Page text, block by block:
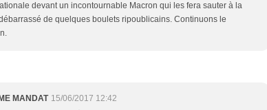
devant un incontournable Macron qui les fera sauter à la
de quelques boulets ripoublicains. Continuons le
MANDAT 15/06/2017 12:42